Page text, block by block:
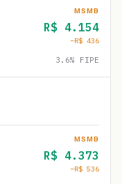
MSMB
R$ 4.154
−R$ 436
3.6% FIPE
MSMB
R$ 4.373
−R$ 536